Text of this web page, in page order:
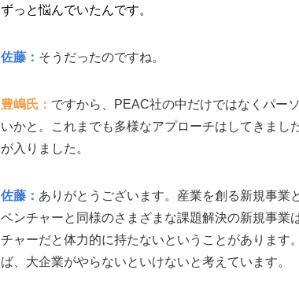
ずっと悩んでいたんです。
佐藤： そうだったのですね。
豊嶋氏： ですから、PEAC社の中だけではなくパー
いかと。これまでも多様なアプローチはしてきま
が入りました。
佐藤： ありがとうございます。産業を創る新規事業
ベンチャーと同様のさまざまな課題解決の新規事
チャーだと体力的に持たないということがありま
ば、大企業がやらないといけないと考えています。